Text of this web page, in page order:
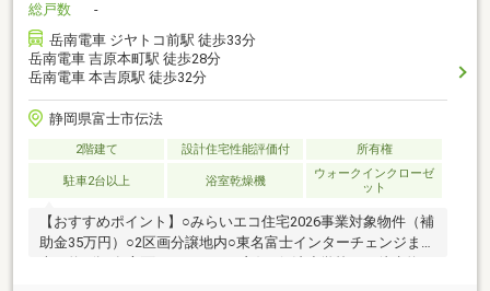
総戸数
-
岳南電車 ジヤトコ前駅 徒歩33分
岳南電車 吉原本町駅 徒歩28分
岳南電車 本吉原駅 徒歩32分
静岡県富士市伝法
2階建て 設計住宅性能評価付 所有権
駐車2台以上 浴室乾燥機
ウォークインクローゼ
ット
【おすすめポイント】○みらいエコ住宅2026事業対象物件（補
助金35万円）○2区画分譲地内○東名富士インターチェンジまで